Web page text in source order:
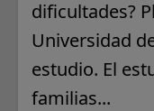
dificultades?
Universidad
estudio. El
familias...